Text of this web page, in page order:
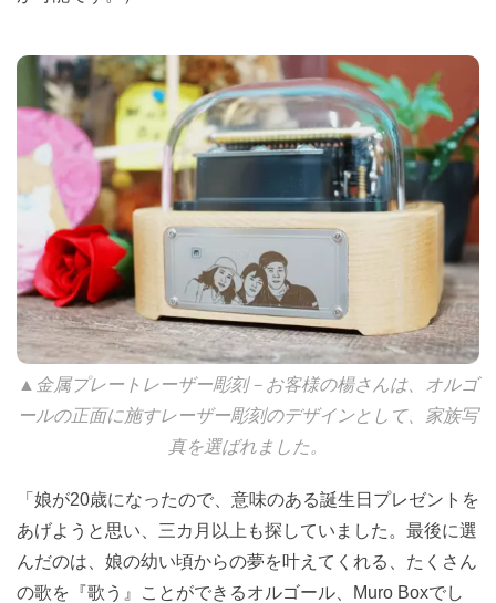
▲金属プレートレーザー彫刻－お客様の楊さんは、オルゴ
ールの正面に施すレーザー彫刻のデザインとして、家族写
真を選ばれました。
「娘が20歳になったので、意味のある誕生日プレゼントを
あげようと思い、三カ月以上も探していました。最後に選
んだのは、娘の幼い頃からの夢を叶えてくれる、たくさん
の歌を『歌う』ことができるオルゴール、Muro Boxでし